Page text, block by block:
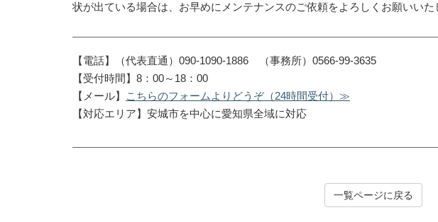
状が出ている場合は、お早めにメンテナンスのご依頼をよろしくお願いいた
【電話】（代表直通）090-1090-1886 （事務所）0566-99-3635
【受付時間】8：00～18：00
【メール】
こちらのフォームよりどうぞ（24時間受付）≫
【対応エリア】安城市を中心に愛知県全域に対応
一覧ページに戻る